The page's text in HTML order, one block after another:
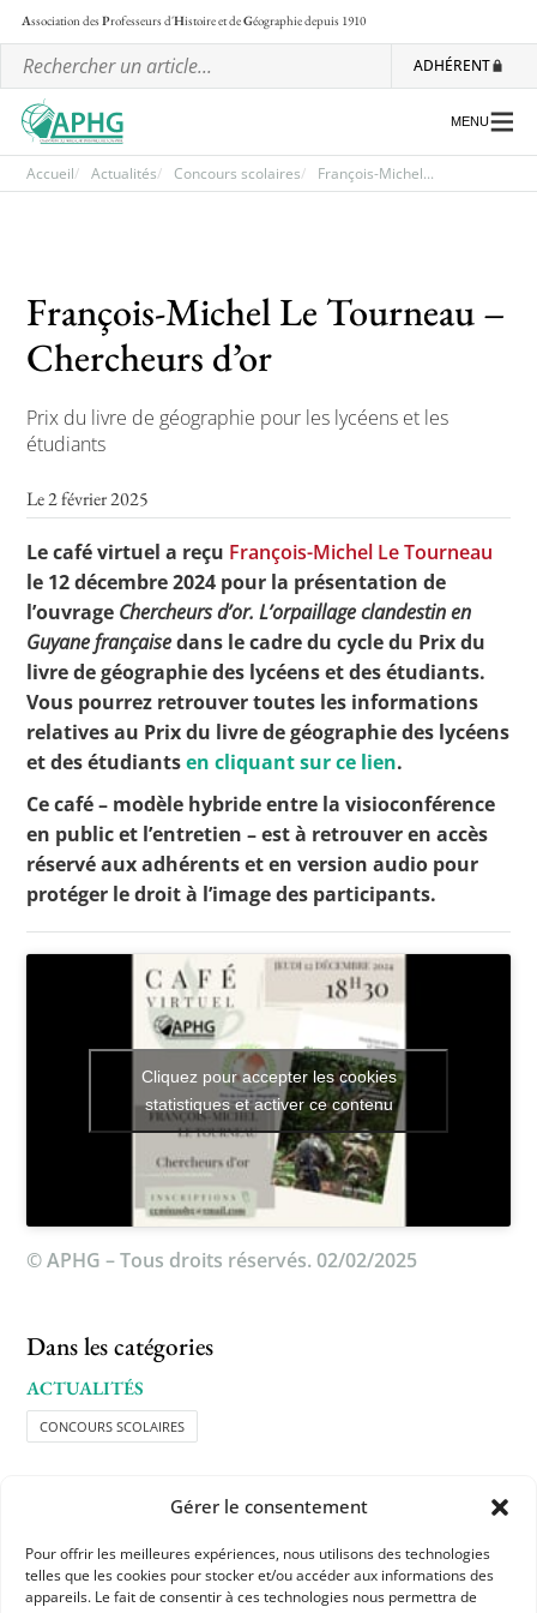
Gérer le consentement
Pour offrir les meilleures expériences, nous utilisons des technologies
telles que les cookies pour stocker et/ou accéder aux informations des
appareils. Le fait de consentir à ces technologies nous permettra de
Association desProfesseurs d'Histoire et deGéographiedepuis 1910
ADHÉRENT
Les régionales
Les ateliers nationaux
Lettre d’information de l’APHG
Toutes les actualités
Les rendez-vous de l’APHG
Concours de recrutement
Concours scolaires
Conférences, tables rondes
Critique d’ouvrages publiés
Culture
MENU
Accueil Actualités Concours scolaires François-Michel...
François-Michel Le Tourneau –
Chercheurs d’or
Prix du livre de géographie pour les lycéens et les
étudiants
Le 2 février 2025
Le café virtuel a reçu François-Michel Le Tourneau
le 12 décembre 2024 pour la présentation de
l’ouvrage Chercheurs d’or. L’orpaillage clandestin en
Guyane françaisedans le cadre du cycle du Prix du
livre de géographie des lycéens et des étudiants.
Vous pourrez retrouver toutes les informations
relatives au Prix du livre de géographie des lycéens
et des étudiantsen cliquant sur ce lien.
Ce café – modèle hybride entre la visioconférence
en public et l’entretien – est à retrouver en accès
réservé aux adhérents et en version audio pour
protéger le droit à l’image des participants.
Cliquez pour accepter les cookies
statistiques et activer ce contenu
© APHG – Tous droits réservés. 02/02/2025
Dans les catégories
ACTUALITÉS
CONCOURS SCOLAIRES